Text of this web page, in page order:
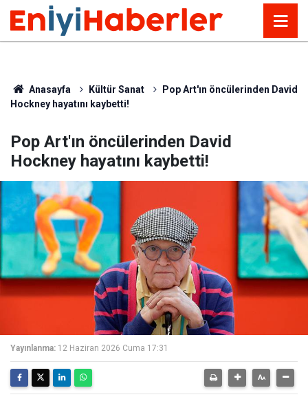
Anasayfa Kültür Sanat
Pop Art'ın öncülerinden David
Hockney hayatını kaybetti!
Pop Art'ın öncülerinden David
Hockney hayatını kaybetti!
Yayınlanma: 12 Haziran 2026 Cuma 17:31